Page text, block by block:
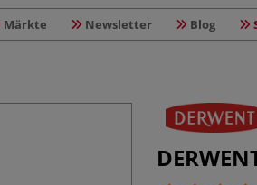
Märkte Newsletter Blog